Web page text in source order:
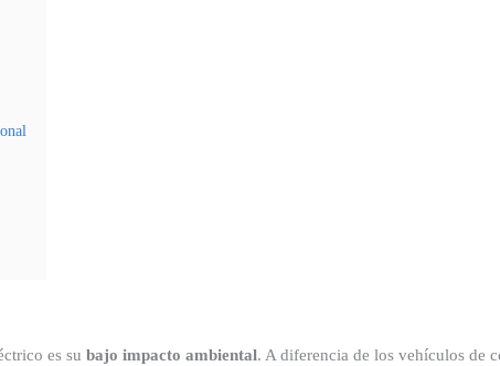
es subajo impacto ambiental. A diferencia de los vehículos de